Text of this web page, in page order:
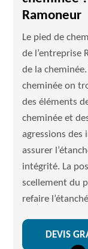
Ramoneur
Le pied de
de l’entreprise
de la
cheminée on
des éléments
cheminée et
agressions des
assurer
intégrité. La
scellement du
refaire
DEVIS